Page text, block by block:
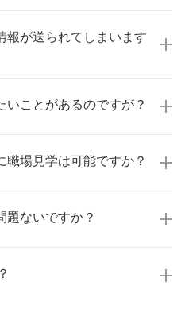
利用して転職に成功した方
分に合った職場を選ばれて
報が送られてしまいます
ることはありません！
認いただいた上で、転職希
ことがあるのですが？
研修制度など、どんな小さ
場見学は可能ですか？
。実際の職場環境や働く人
安心してご判断いただけま
ないですか？
します。「転職を考え始め
ばいいか分からない」とい